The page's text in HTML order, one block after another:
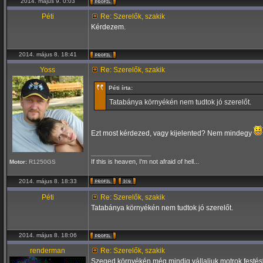
Péti
Re: Szerelők, szakik
Kérdezem.
2014. május 8. 18:41
Yoss
Motor: R1250GS
Re: Szerelők, szakik
Péti írta:
Tatabánya környékén nem tudtok jó szerelőt.
Ezt most kérdezed, vagy kijelented? Nem mindegy
If this is heaven, I'm not afraid of hell...
2014. május 8. 18:33
Péti
Re: Szerelők, szakik
Tatabánya környékén nem tudtok jó szerelőt.
2014. május 8. 18:06
renderman
Re: Szerelők, szakik
Szeged környékén még mindig vállaljuk motrok